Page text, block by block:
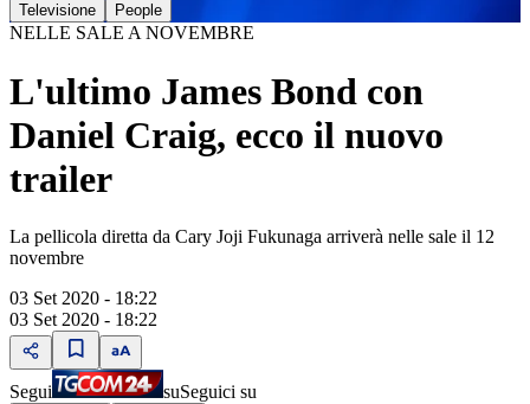
Televisione People
NELLE SALE A NOVEMBRE
L'ultimo James Bond con
Daniel Craig, ecco il nuovo
trailer
La pellicola diretta da Cary Joji Fukunaga arriverà nelle sale il 12
novembre
03 Set 2020 - 18:22
03 Set 2020 - 18:22
Segui suSeguici su